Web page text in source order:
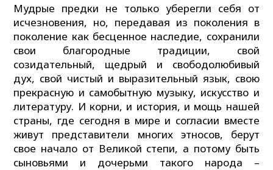
Мудрые предки не только уберегли себя от
исчезновения, но, передавая из поколения в
поколение как бесценное наследие, сохранили
свои благородные традиции, свой
созидательный, щедрый и свободолюбивый
дух, свой чистый и выразительный язык, свою
прекрасную и самобытную музыку, искусство и
литературу. И корни, и история, и мощь нашей
страны, где сегодня в мире и согласии вместе
живут представители многих этносов, берут
свое начало от Великой степи, а потому быть
сыновьями и дочерьми такого народа –